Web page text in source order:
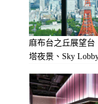
麻布台之丘展望台
塔夜景、Sky